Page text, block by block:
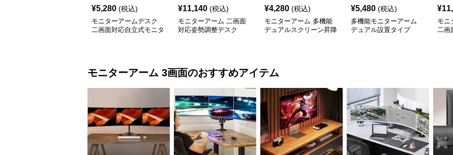
¥5,280 (税込)
モニターアームデスク
二画面対応自立式モニタ
¥11,140 (税込)
モニターアーム 二画面
対応姿勢調整デスク
¥4,280 (税込)
モニターアーム 多機能
デュアルスクリーン昇降
¥5,480 (税込)
多機能モニターアーム
デュアル設置タイプ
¥
モニ
二画
モニターアーム 3画面のおすすめアイテム